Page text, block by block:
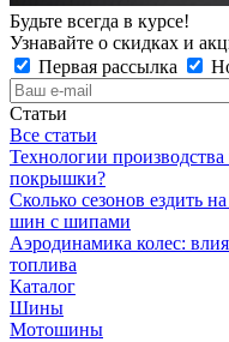
Будьте всегда в курсе!
Узнавайте о скидках и
Первая рассылка
Статьи
Все статьи
Технологии
покрышки?
Сколько сезонов ездить
шин с шипами
Аэродинамика колес:
топлива
Каталог
Шины
Мотошины